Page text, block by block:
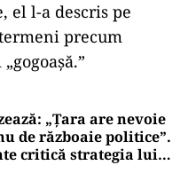
el l-a descris pe
precum
„Țara are nevoie
de războaie politice”.
critică strategia lui